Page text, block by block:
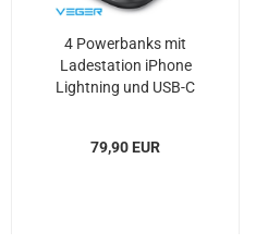
4 Powerbanks mit
Ladestation iPhone
Lightning und USB-C
79,90 EUR